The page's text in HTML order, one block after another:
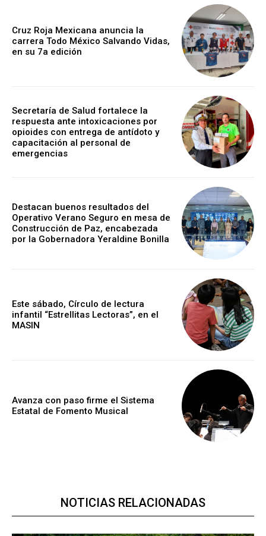
Cruz Roja Mexicana anuncia la
carrera Todo México Salvando Vidas,
en su 7a edición
Secretaría de Salud fortalece la
respuesta ante intoxicaciones por
opioides con entrega de antídoto y
capacitación al personal de
emergencias
Destacan buenos resultados del
Operativo Verano Seguro en mesa de
Construcción de Paz, encabezada
por la Gobernadora Yeraldine Bonilla
Este sábado, Círculo de lectura
infantil “Estrellitas Lectoras”, en el
MASIN
Avanza con paso firme el Sistema
Estatal de Fomento Musical
NOTICIAS RELACIONADAS